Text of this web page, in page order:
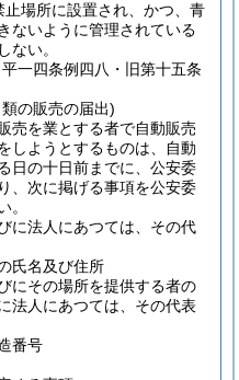
場所に設置され、かつ、青
ないように管理されている
ない。
一四条例四八・旧第十五条
の販売の届出)
売を業とする者で自動販売
しようとするものは、自動
日の十日前までに、公安委
、次に掲げる事項を公安委
。
に法人にあつては、その代
氏名及び住所
にその場所を提供する者の
法人にあつては、その代表
番号